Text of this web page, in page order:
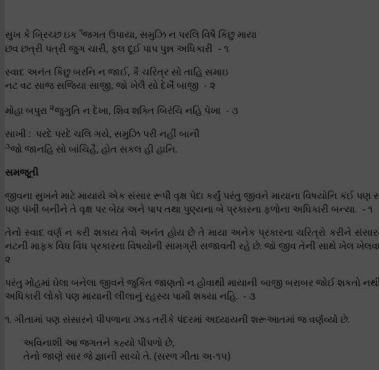
સુખ કે બ્રિચ્છ ઇક ૧જગત ઉપાયા, સમુઝિ ન પરલિ વિષૈ કિછુ માયા
છવ છત્રી પત્રી જુગ ચારી, ફલ દૂઈ પાપ પુન્ન અધિકારી - ૧
સ્વાદ અનંત કિછુ બરનિ ન જાઈ, કૈ ચરિત્ર સો તાહિ સમાઇ
નટ વટ સાજ સજિયા સાજી, જો ખેલૈ સો દેખૈ બાજી - ૨
મોહા બપુરા ૨જુગુતિ ન દેખા, શિવ શક્તિ બિરંચિ નહિ પેખા - ૩
સાખી : પરદે પરદે ચલિ ગયે, સમુઝિ પરી નહીં બાની
૩જો જાનહિ સો બાંચિહૈ, હોત સકલ હી હાનિ.
સમજૂતી
જીવના સુખને માટે માયાયે એક સંસાર રૂપી વૃક્ષ પેદા કર્યું પરંતુ જીવને માયાના વિષયોનિ કંઈ પણ
પણ પંખી બનીને તે વૃક્ષ પર બેઠા અને પાપ તથા પુણ્યના બે પ્રકારના ફળોના અધિકારી બન્યા. - ૧
તેનો સ્વાદ વર્ણ ન કરી શકાય તેવો અનંત હોય છે તે માયા અનેક પ્રકારના ચરિત્રો કરીને
નટની માફક વિધ વિધ પ્રકારના વિષયોની સામગ્રી સજાવતી રહે છે. જો જીવ તેની સાથે ખેલ
૨
પરંતુ મોહમાં ઘેલા બનેલા જીવને જુકિત જાણતો ન હોવાથી માયાની બાજી બરાબર જોઈ શકતો
અધિકારી લોકો પણ માયાની લીલાનું રહસ્ય પામી શક્યા નહિ. - ૩
૧. ગીતામાં પણ સંસારને પીપળાના ઝાડ તરીકે પંદરમાં અધ્યાયની શરૂઆતમાં જ વર્ણવ્યો છે.
અવિનાશી આ જગતને કહ્યો પીપળો છે,
તેનો જાણે સાર જે જ્ઞાની સાચો તે. (સરળ ગીતા અ-૧૫)